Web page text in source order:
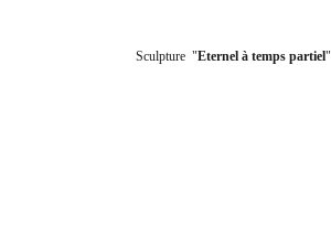
Sculpture  "Eternel à temps partiel"